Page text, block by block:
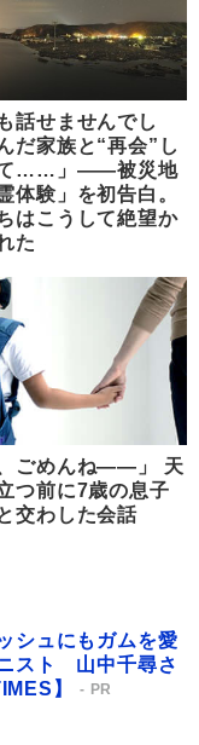
話せませんでし
だ家族と“再会”し
て……」――被災地
体験」を初告白。
はこうして絶望か
た
、ごめんね――」 天
つ前に7歳の息子
交わした会話
シュにもガムを愛
スト 山中千尋さ
】
PR